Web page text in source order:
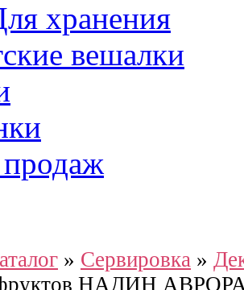
хранения
вешалки
» Сервировка »
НАДИН АВРОРА